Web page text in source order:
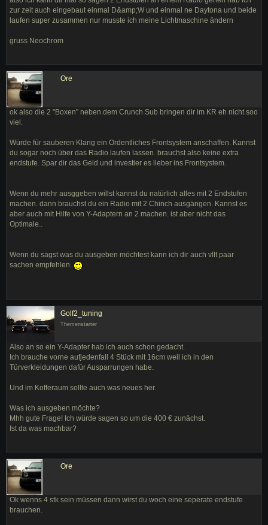
zur zeit auch eingebaut einmal D&amp;W und einmal ne Daytona und beide
laufen super zusammen nur musste ich meine Lichtmaschine ändern
gruss Neochrom
Ore
ok also die 2 "Boxen" neben dem Crunch Sub bringen dir im KR eh nicht soo
viel.
Würde für sauberen Klang ein Ordentliches Frontsystem anschaffen. Kannst
du sogar noch über das Radio laufen lassen. brauchst also keine extra
endstufe. Spar dir das Geld und investier es lieber ins Frontsystem.
Wenn du mehr ausggeben willst kannst du natürlich alles mit 2 Endstufen
machen. dann brauchst du ein Radio mit 2 Chinch ausgängen. Kannst es
aber auch mit Hilfe von Y-Adaptern an 2 machen. ist aber nicht das
Optimale..
Wenn du sagst was du ausgeben möchtest kann ich dir auch vllt paar
sachen empfehlen.
Golf2_tuning
Themenstarter
Also an so ein Y-Adapter hab ich auch schon gedacht.
Ich brauche vorne aufjedenfall 4 Stück mit 16cm weil ich in den
Türverkleidungen dafür Ausparrungen habe.
Und im Kofferaum sollte auch was neues her.
Was ich ausgeben möchte?
Mhh gute Frage! Ich würde sagen so um die 400 € zunächst.
Ist da was machbar?
Ore
Ok wenns 4 stk sein müssen dann wirst du woch eine seperate endstufe
brauchen.